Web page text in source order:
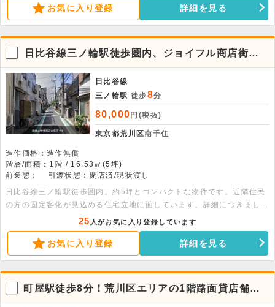
お気に入り登録 詳細を見る
日比谷線三ノ輪駅徒歩圏内、ジョイフル商店街す
ぐ！
日比谷線
三ノ輪駅 徒歩8分
80,000 円(税抜)
東京都荒川区南千住
造作価格：造作無償
階層/面積：1階 / 16.53㎡(5坪)
前業態：
引渡状態：閉店済/現状渡し
日比谷線三ノ輪駅徒歩圏内。約5坪とコンパクトな物件です。近隣住民
の方の固定客化が見込める住宅立地に面しています。詳細につきまして
はお問い合わせください。
25 人がお気に入り登録しています
お気に入り登録 詳細を見る
町屋駅徒歩8分！荒川区エリアの1階路面貸店舗・
事務所